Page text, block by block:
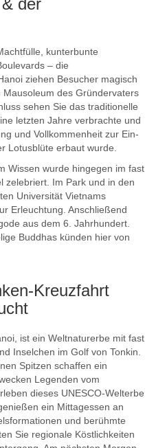
kunterbunte
– die
ziehen Besucher magisch
des Gründervaters
sehen Sie das traditionelle
letzten Jahre verbrachte und
und Vollkommenheit zur Ein-
Lotusblüte erbaut wurde.
Wissen wurde hingegen im fast
zelebriert. Im Park und in den
Universität Vietnams
Erleuchtung. Anschließend
aus dem 6. Jahrhundert.
Buddhas künden hier von
Kreuzfahrt
ist ein Weltnaturerbe mit fast
Inselchen im Golf von Tonkin.
Spitzen schaffen ein
Legenden vom
dieses UNESCO-Welterbe
ein Mittagessen an
und berühmte
Sie regionale Köstlichkeiten